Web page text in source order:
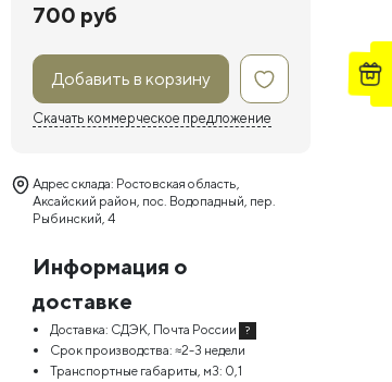
700 руб
Добавить в корзину
Скачать коммерческое предложение
Адрес склада: Ростовская область,
Аксайский район, пос. Водопадный, пер.
Рыбинский, 4
Информация о
доставке
Доставка: СДЭК, Почта России ?
Срок производства: ≈2-3 недели
Транспортные габариты, м3: 0,1